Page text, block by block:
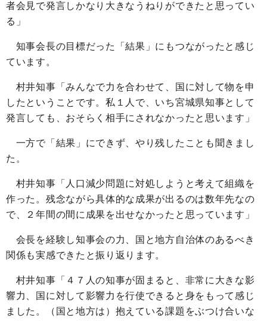
者会見で発言しかなり大きなうねりができたと思ってい
る」
知事会長の目標だった「結果」にもつながったと感じ
ています。
村井知事「みんなで力を合わせて、国に対して物を申
したということです。私１人で、いち宮城県知事として
発言しても、おそらく相手にされなかったと思います」
一方で「結果」にできず、やり残したことも聞きまし
た。
村井知事「人口減少問題に対処しようと考えて組織を
作った。残念ながら具体的な成果が出るのは数年先なの
で、２年間の間に成果を出せなかったと思っています」
会長を経験し知事会の力、国と地方自治体のあるべき
関係も実感できたと振り返ります。
村井知事「４７人の知事が固まると、非常に大きな影
響力、国に対して影響力を行使できると身をもって感じ
ました。（国と地方は）抱えている課題をぶつけ合いな